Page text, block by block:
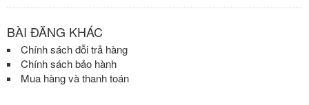
BÀI ĐĂNG KHÁC
Chính sách đỗi trả hàng
Chính sách bảo hành
Mua hàng và thanh toán